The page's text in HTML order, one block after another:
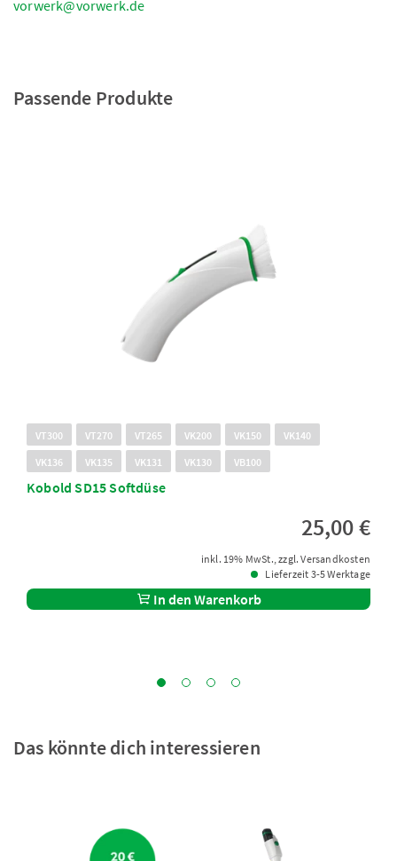
vorwerk@vorwerk.de
Passende Produkte
VT300 VT270 VT265 VK200 VK150
VK140
VK136
VK135 VK131 VK130 VB100
Kobold SD15 Softdüse
25,00 €
inkl. 19% MwSt., zzgl. Versandkosten
Lieferzeit 3-5 Werktage
In den Warenkorb
Das könnte dich interessieren